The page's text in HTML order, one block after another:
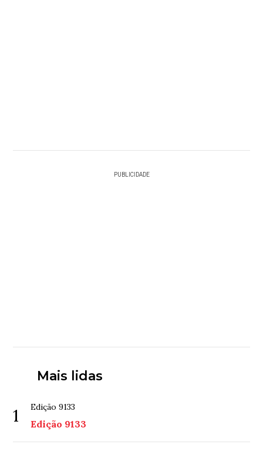
PUBLICIDADE
Mais lidas
1 Edição 9133
Edição 9133